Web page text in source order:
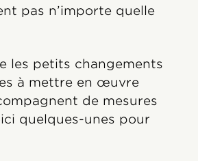
pas n’importe quelle
les petits changements
à mettre en œuvre
de mesures
quelques-unes pour